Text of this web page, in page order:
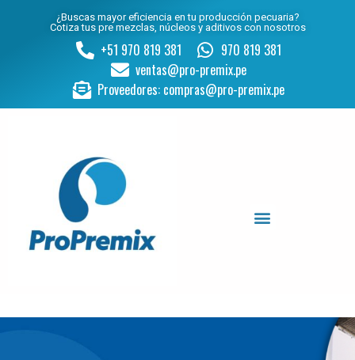
¿Buscas mayor eficiencia en tu producción pecuaria?
Cotiza tus pre mezclas, núcleos y aditivos con nosotros
+51 970 819 381
970 819 381
ventas@pro-premix.pe
Proveedores: compras@pro-premix.pe